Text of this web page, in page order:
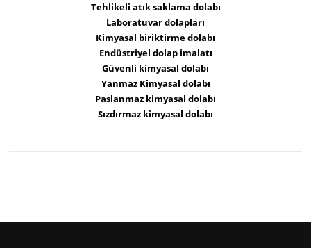
Tehlikeli atık saklama dolabı
Laboratuvar dolapları
Kimyasal biriktirme dolabı
Endüstriyel dolap imalatı
Güvenli kimyasal dolabı
Yanmaz Kimyasal dolabı
Paslanmaz kimyasal dolabı
Sızdırmaz kimyasal dolabı